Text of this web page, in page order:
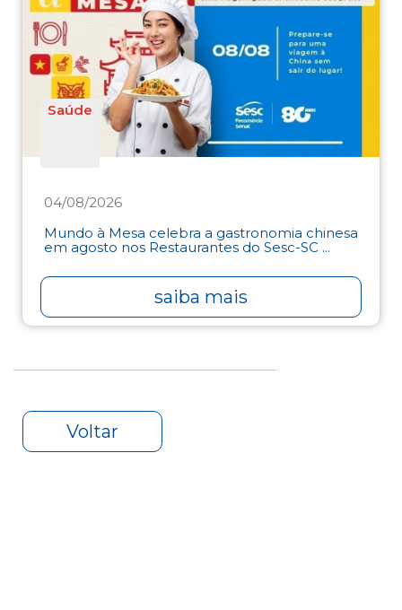
Saúde
04/08/2026
Mundo à Mesa celebra a gastronomia chinesa
em agosto nos Restaurantes do Sesc-SC ...
saiba mais
Voltar